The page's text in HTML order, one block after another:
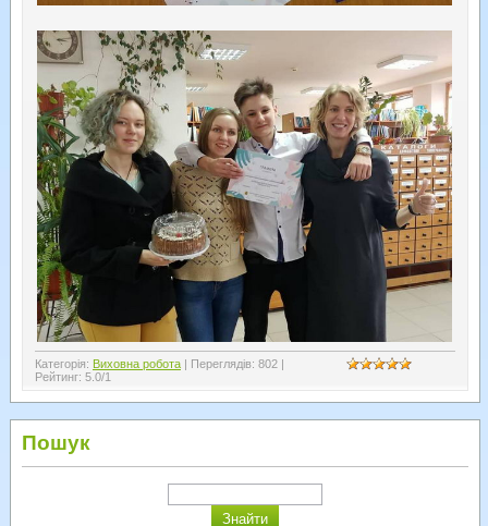
Категорія: Виховна робота| Переглядів: 802 |
Рейтинг: 5.0/1
Пошук